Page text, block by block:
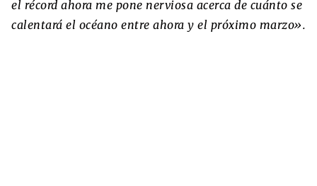
el récord ahora me pone nerviosa acerca de cuánto se
calentará el océano entre ahora y el próximo marzo».